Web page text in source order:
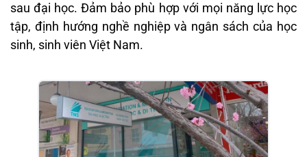
sau đại học. Đảm bảo phù hợp với mọi năng lực học
tập, định hướng nghề nghiệp và ngân sách của học
sinh, sinh viên Việt Nam.